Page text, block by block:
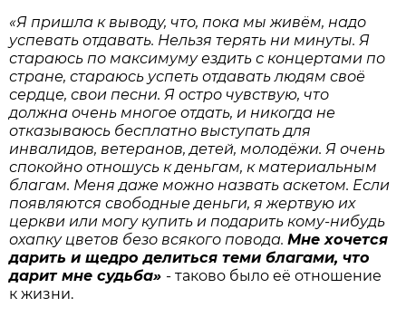
«Я пришла к выводу, что, пока мы живём, надо
успевать отдавать. Нельзя терять ни минуты. Я
стараюсь по максимуму ездить с концертами по
стране, стараюсь успеть отдавать людям своё
сердце, свои песни. Я остро чувствую, что
должна очень многое отдать, и никогда не
отказываюсь бесплатно выступать для
инвалидов, ветеранов, детей, молодёжи. Я очень
спокойно отношусь к деньгам, к материальным
благам. Меня даже можно назвать аскетом. Если
появляются свободные деньги, я жертвую их
церкви или могу купить и подарить кому-нибудь
охапку цветов безо всякого повода.Мне хочется
дарить и щедро делиться теми благами, что
дарит мне судьба» - таково было её отношение
к жизни.